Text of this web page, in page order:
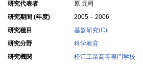
研究代表者
原 元司
研究期間 (年度)
2005 – 2006
研究種目
基盤研究(C)
研究分野
科学教育
研究機関
松江工業高等専門学校